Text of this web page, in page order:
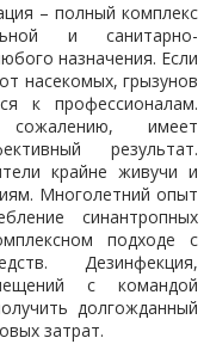
– полный комплекс
и санитарно-
назначения. Если
насекомых, грызунов
к профессионалам.
имеет
результат.
крайне живучи и
Многолетний опыт
синантропных
подходе с
Дезинфекция,
с командой
долгожданный
затрат.